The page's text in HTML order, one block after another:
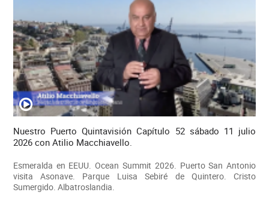
Nuestro Puerto Quintavisión Capítulo 52 sábado 11 julio
2026 con Atilio Macchiavello.
Esmeralda en EEUU. Ocean Summit 2026. Puerto San Antonio
visita Asonave. Parque Luisa Sebiré de Quintero. Cristo
Sumergido. Albatroslandia.